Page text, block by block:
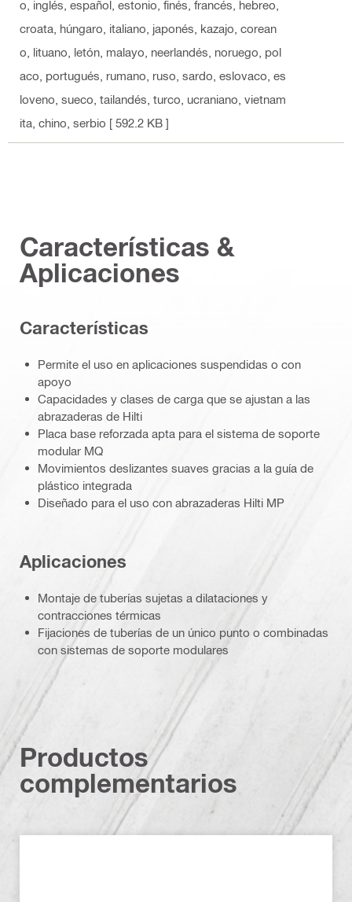
o, inglés, español, estonio, finés, francés, hebreo,
croata, húngaro, italiano, japonés, kazajo, corean
o, lituano, letón, malayo, neerlandés, noruego, pol
aco, portugués, rumano, ruso, sardo, eslovaco, es
loveno, sueco, tailandés, turco, ucraniano, vietnam
ita, chino, serbio [ 592.2 KB ]
Características &
Aplicaciones
Características
Permite el uso en aplicaciones suspendidas o con
apoyo
Capacidades y clases de carga que se ajustan a las
abrazaderas de Hilti
Placa base reforzada apta para el sistema de soporte
modular MQ
Movimientos deslizantes suaves gracias a la guía de
plástico integrada
Diseñado para el uso con abrazaderas Hilti MP
Aplicaciones
Montaje de tuberías sujetas a dilataciones y
contracciones térmicas
Fijaciones de tuberías de un único punto o combinadas
con sistemas de soporte modulares
Productos
complementarios